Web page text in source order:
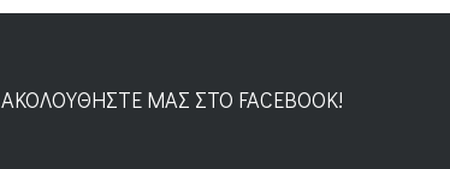
ΑΚΟΛΟΥΘΉΣΤΕ ΜΑΣ ΣΤΟ FACEBOOK!